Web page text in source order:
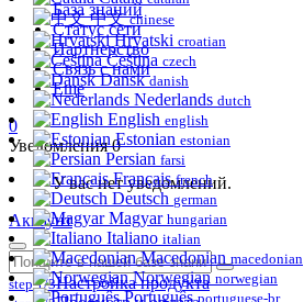
База знаний
Статус сети
Партнерство
Связь с нами
Еще
0
Уведомления0
У вас нет уведомлений.
Аккаунт
step 1/3Настройка продукта
中文chinese
Hrvatski croatian
Čeština czech
Danskdanish
Nederlands dutch
English english
Estonian estonian
Persian farsi
Françaisfrench
Deutsch german
Magyar hungarian
Italiano italian
Macedonian macedonian
Norwegian norwegian
Portuguêsportuguese-br